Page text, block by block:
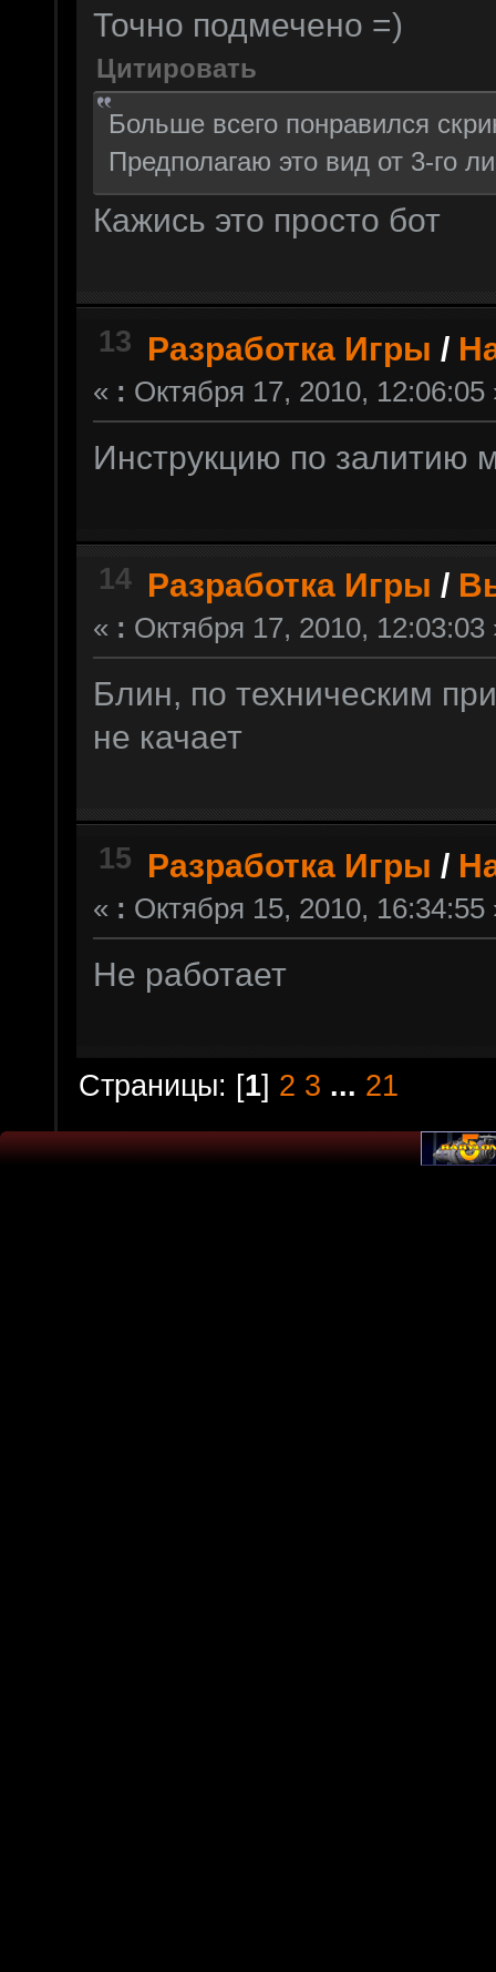
Точно подмечено =)
Цитировать
Больше всего понравился
Предполагаю это вид от 3-го
Кажись это просто бот
13 Разработка Игры /
« : Октября 17, 2010, 12:06:05
Инструкцию по залитию
14 Разработка Игры /
« : Октября 17, 2010, 12:03:03
Блин, по техническим
не качает
15 Разработка Игры /
« : Октября 15, 2010, 16:34:55
Не работает
Страницы: [1] 2 3 ... 21